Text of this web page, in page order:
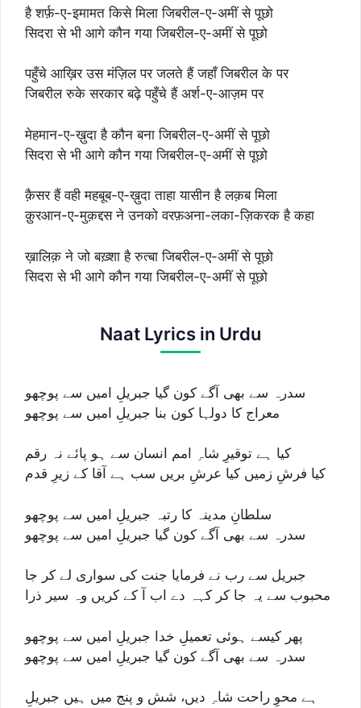
है शर्फ़-ए-इमामत किसे मिला जिबरील-ए-अमीं से पूछो
सिदरा से भी आगे कौन गया जिबरील-ए-अमीं से पूछो
पहुँचे आख़िर उस मंज़िल पर जलते हैं जहाँ जिबरील के पर
जिबरील रुके सरकार बढ़े पहुँचे हैं अर्श-ए-आज़म पर
मेहमान-ए-ख़ुदा है कौन बना जिबरील-ए-अमीं से पूछो
सिदरा से भी आगे कौन गया जिबरील-ए-अमीं से पूछो
क़ैसर हैं वही महबूब-ए-ख़ुदा ताहा यासीन है लक़ब मिला
क़ुरआन-ए-मुक़द्दस ने उनको वरफ़अना-लका-ज़िकरक है कहा
ख़ालिक़ ने जो बख़्शा है रुत्बा जिबरील-ए-अमीं से पूछो
सिदरा से भी आगे कौन गया जिबरील-ए-अमीं से पूछो
Naat Lyrics in Urdu
سدرہ سے بھی آگے کون گیا جبریلِ امیں سے پوچھو
معراج کا دولہا کون بنا جبریلِ امیں سے پوچھو
کیا ہے توقیرِ شاہِ امم انسان سے ہو پائے نہ رقم
کیا فرشِ زمیں کیا عرشِ بریں سب ہے آقا کے زیرِ قدم
سلطانِ مدینہ کا رتبہ جبریلِ امیں سے پوچھو
سدرہ سے بھی آگے کون گیا جبریلِ امیں سے پوچھو
جبریل سے رب نے فرمایا جنت کی سواری لے کر جا
محبوب سے یہ جا کر کہہ دے اب آ کے کریں وہ سیر ذرا
پھر کیسے ہوئی تعمیلِ خدا جبریلِ امیں سے پوچھو
سدرہ سے بھی آگے کون گیا جبریلِ امیں سے پوچھو
ہے محوِ راحت شاہِ دیں، شش و پنج میں ہیں جبریلِ